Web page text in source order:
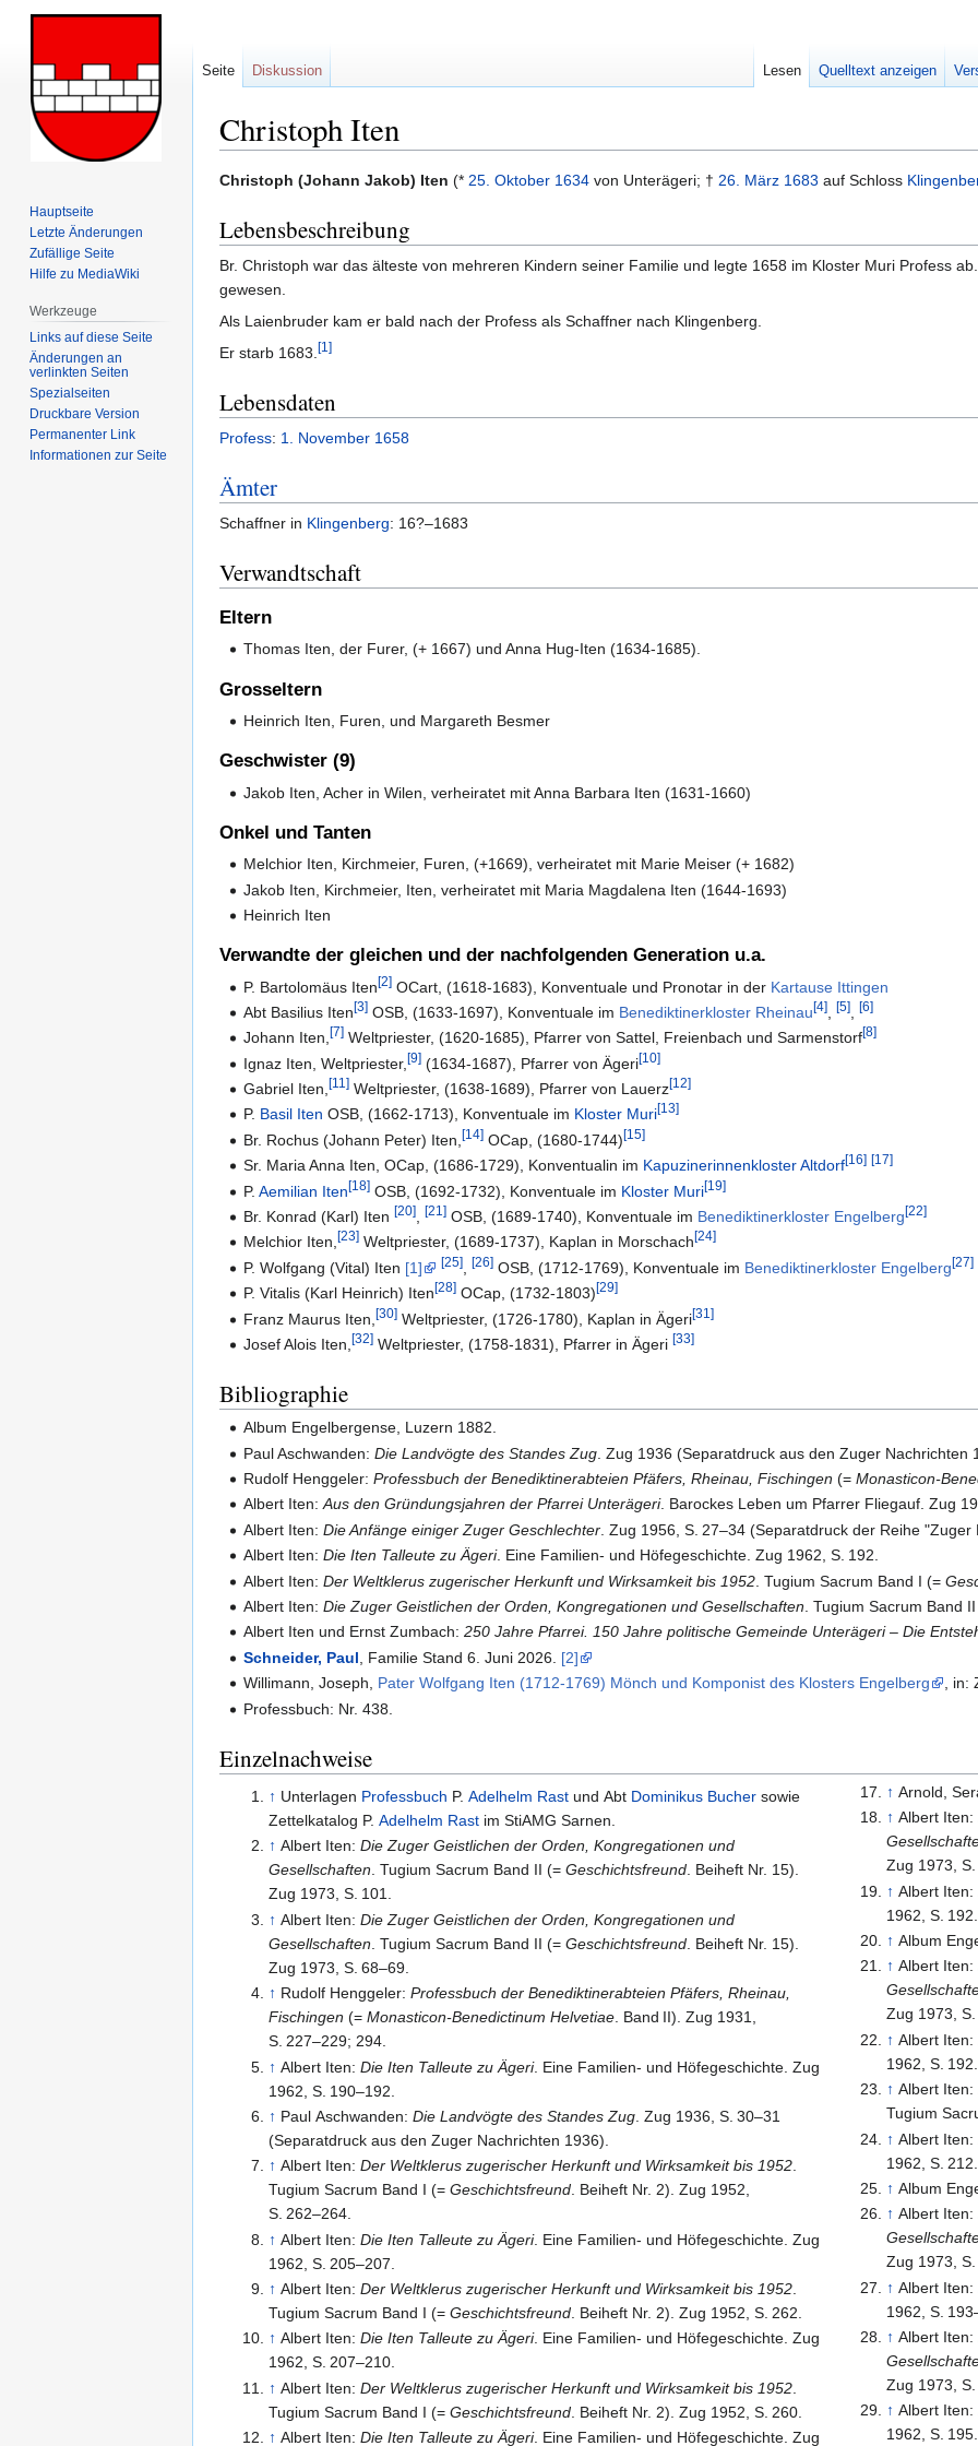
Christoph Iten
Zur
springen
Zur
springen
Christoph (Johann Jakob) Iten (* 25. Oktober 1634 von Unterägeri; † 26. März 1683 auf Schloss
Lebensbeschreibung
Br. Christoph war das älteste von mehreren Kindern seiner Familie und legte 1658 im Kloster Muri Profess
gewesen.
Als Laienbruder kam er bald nach der Profess als Schaffner nach Klingenberg.
Er starb 1683.[1]
Lebensdaten
Profess: 1. November 1658
Ämter
Schaffner in Klingenberg: 16?–1683
Verwandtschaft
Eltern
Thomas Iten, der Furer, (+ 1667) und Anna Hug-Iten (1634-1685).
Grosseltern
Heinrich Iten, Furen, und Margareth Besmer
Geschwister (9)
Jakob Iten, Acher in Wilen, verheiratet mit Anna Barbara Iten (1631-1660)
Onkel und Tanten
Melchior Iten, Kirchmeier, Furen, (+1669), verheiratet mit Marie Meiser (+ 1682)
Jakob Iten, Kirchmeier, Iten, verheiratet mit Maria Magdalena Iten (1644-1693)
Heinrich Iten
Verwandte der gleichen und der nachfolgenden Generation u.a.
P. Bartolomäus Iten[2] OCart, (1618-1683), Konventuale und Pronotar in der Kartause Ittingen
Abt Basilius Iten[3] OSB, (1633-1697), Konventuale im Benediktinerkloster Rheinau[4] ,[5] ,[6]
Johann Iten,[7] Weltpriester, (1620-1685), Pfarrer von Sattel, Freienbach und Sarmenstorf[8]
Ignaz Iten, Weltpriester,[9] (1634-1687), Pfarrer von Ägeri[10]
Gabriel Iten,[11] Weltpriester, (1638-1689), Pfarrer von Lauerz[12]
P. Basil Iten OSB, (1662-1713), Konventuale im Kloster Muri[13]
Br. Rochus (Johann Peter) Iten,[14] OCap, (1680-1744)[15]
Sr. Maria Anna Iten, OCap, (1686-1729), Konventualin im Kapuzinerinnenkloster Altdorf[16] [17]
P.Aemilian Iten[18] OSB, (1692-1732), Konventuale im Kloster Muri[19]
Br. Konrad (Karl) Iten[20] ,[21] OSB, (1689-1740), Konventuale im Benediktinerkloster Engelberg[22]
Melchior Iten,[23] Weltpriester, (1689-1737), Kaplan in Morschach[24]
P. Wolfgang (Vital) Iten [1] [25] ,[26] OSB, (1712-1769), Konventuale im Benediktinerkloster Engelberg[27]
P. Vitalis (Karl Heinrich) Iten[28] OCap, (1732-1803)[29]
Franz Maurus Iten,[30] Weltpriester, (1726-1780), Kaplan in Ägeri[31]
Josef Alois Iten,[32] Weltpriester, (1758-1831), Pfarrer in Ägeri[33]
Bibliographie
Album Engelbergense, Luzern 1882.
Paul Aschwanden:Die Landvögte des Standes Zug . Zug 1936 (Separatdruck aus den Zuger Nachrichten
Rudolf Henggeler:Professbuch der Benediktinerabteien Pfäfers, Rheinau, Fischingen (=Monasticon-
Albert Iten:Aus den Gründungsjahren der Pfarrei Unterägeri. Barockes Leben um Pfarrer Fliegauf. Zug
Albert Iten:Die Anfänge einiger Zuger Geschlechter . Zug 1956,S. 27–34 (Separatdruck der Reihe "Zuger
Albert Iten:Die Iten Talleute zu Ägeri. Eine Familien- und Höfegeschichte. Zug 1962,S. 192
Albert Iten:Der Weltklerus zugerischer Herkunft und Wirksamkeit bis 1952 . Tugium Sacrum Band I (=
Albert Iten:Die Zuger Geistlichen der Orden, Kongregationen und Gesellschaften . Tugium Sacrum Band
Albert Iten und Ernst Zumbach:250 Jahre Pfarrei. 150 Jahre politische Gemeinde Unterägeri – Die
Schneider, Paul , Familie Stand 6. Juni 2026. [2]
Willimann, Joseph, Pater Wolfgang Iten (1712-1769) Mönch und Komponist des Klosters Engelberg
,
Professbuch: Nr. 438.
Einzelnachweise
↑ Unterlagen Professbuch P. Adelhelm Rastund Abt Dominikus Buchersowie
Zettelkatalog P. Adelhelm Rastim StiAMG Sarnen.
↑ Albert Iten: Die Zuger Geistlichen der Orden, Kongregationen und
Gesellschaften. Tugium Sacrum Band II (= Geschichtsfreund. Beiheft Nr. 15).
Zug 1973, S. 101.
↑ Albert Iten: Die Zuger Geistlichen der Orden, Kongregationen und
Gesellschaften . Tugium Sacrum Band II (= Geschichtsfreund. Beiheft Nr. 15).
Zug 1973, S. 68–69.
↑ Rudolf Henggeler: Professbuch der Benediktinerabteien Pfäfers, Rheinau,
Fischingen (= Monasticon-Benedictinum Helvetiae. Band II). Zug 1931,
S. 227–229; 294.
↑ Albert Iten: Die Iten Talleute zu Ägeri. Eine Familien- und Höfegeschichte. Zug
1962, S. 190–192
↑ Paul Aschwanden: Die Landvögte des Standes Zug. Zug 1936, S. 30–31
(Separatdruck aus den Zuger Nachrichten 1936).
↑ Albert Iten: Der Weltklerus zugerischer Herkunft und Wirksamkeit bis 1952.
Tugium Sacrum Band I (= Geschichtsfreund. Beiheft Nr. 2). Zug 1952,
S. 262–264.
↑ Albert Iten: Die Iten Talleute zu Ägeri. Eine Familien- und Höfegeschichte. Zug
1962, S. 205–207
↑ Albert Iten: Der Weltklerus zugerischer Herkunft und Wirksamkeit bis 1952.
Tugium Sacrum Band I (= Geschichtsfreund. Beiheft Nr. 2). Zug 1952, S. 262
↑ Albert Iten: Die Iten Talleute zu Ägeri. Eine Familien- und Höfegeschichte. Zug
1962, S. 207–210.
↑ Albert Iten: Der Weltklerus zugerischer Herkunft und Wirksamkeit bis 1952.
Tugium Sacrum Band I (= Geschichtsfreund. Beiheft Nr. 2). Zug 1952, S. 260.
↑ Albert Iten: Die Iten Talleute zu Ägeri. Eine Familien- und Höfegeschichte. Zug
↑ Arnold,
↑ Albert Iten:
Zug 1973,S.
↑ Albert Iten:
1962,S. 192
↑ Album
↑ Albert Iten:
Zug 1973,S.
↑ Albert Iten:
1962,S. 192
↑ Albert Iten:
Tugium
↑ Albert Iten:
1962,S. 212
↑ Album
↑ Albert Iten:
Zug 1973,S.
↑ Albert Iten:
1962,S.
↑ Albert Iten:
Zug 1973,S.
↑ Albert Iten:
1962,S. 195.
Seite Diskussion Lesen Quelltext anzeigen
Hauptseite
Letzte Änderungen
Zufällige Seite
Hilfe zu MediaWiki
Werkzeuge
Links auf diese Seite
Änderungen an
verlinkten Seiten
Spezialseiten
Druckbare Version
Permanenter Link
Informationen zur Seite